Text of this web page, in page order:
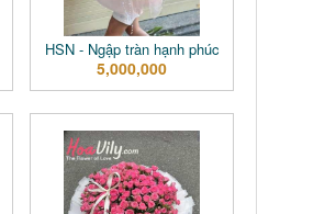
HSN - Ngập tràn hạnh phúc
5,000,000